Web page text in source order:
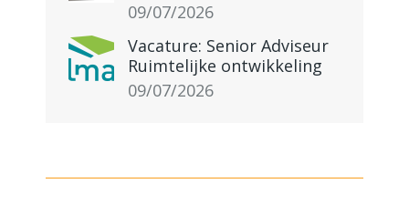
09/07/2026
Vacature: Senior Adviseur
Ruimtelijke ontwikkeling
09/07/2026